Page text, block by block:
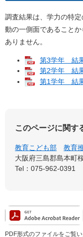
調査結果は、学力の特
動の一側面であること
ありません。
第3学年 結果
第2学年 結果
第1学年 結果
このページに関す
教育こども部 教育
大阪府三島郡島本町
Tel：075-962-0391
PDF形式のファイルをご覧